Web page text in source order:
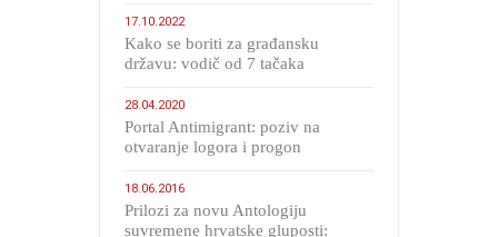
17.10.2022
Kako se boriti za građansku
državu: vodič od 7 tačaka
28.04.2020
Portal Antimigrant: poziv na
otvaranje logora i progon
18.06.2016
Prilozi za novu Antologiju
suvremene hrvatske gluposti: